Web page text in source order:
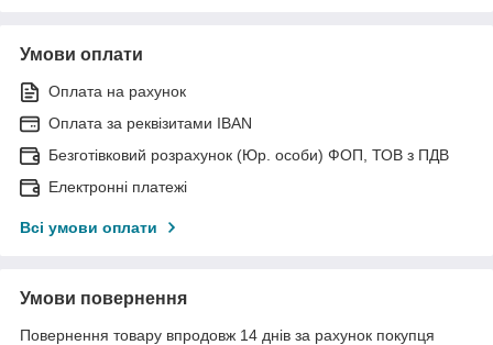
Умови оплати
Оплата на рахунок
Оплата за реквізитами IBAN
Безготівковий розрахунок (Юр. особи) ФОП, ТОВ з ПДВ
Електронні платежі
Всі умови оплати
Умови повернення
Повернення товару впродовж 14 днів за рахунок покупця